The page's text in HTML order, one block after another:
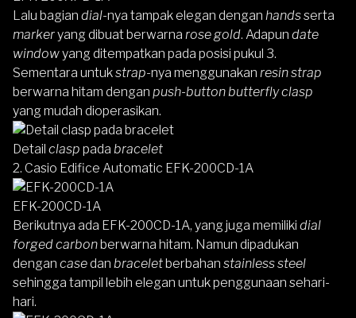
Lalu bagian dial-nya tampak elegan dengan handsserta
markeryang dibuat berwarna rose gold. Adapun date
windowyang ditempatkan pada posisi pukul 3.
Sementara untukstrap-nya menggunakan resin strap
berwarna hitam dengan push-button butterfly clasp
yang mudah dioperasikan.
Detail clasp pada bracelet
2. Casio Edifice Automatic EFK-200CD-1A
EFK-200CD-1A
Berikutnya ada EFK-200CD-1A, yang juga memiliki dial
forged carbonberwarna hitam. Namun dipadukan
dengan casedan braceletberbahan stainless steel
sehingga tampil lebih elegan untuk penggunaan sehari-
hari.